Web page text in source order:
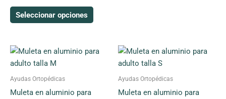
Seleccionar opciones
página
de
Ayudas Ortopédicas
Muleta en aluminio para
Ayudas Ortopédicas
Muleta en aluminio para